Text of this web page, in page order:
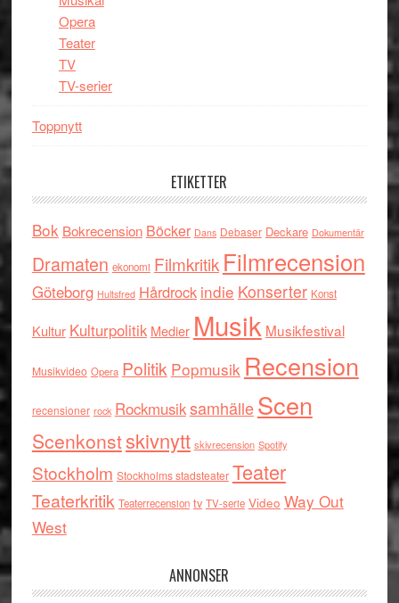
Opera
Teater
TV
TV-serier
Toppnytt
ETIKETTER
Bok Bokrecension Böcker Dans Debaser Deckare Dokumentär
Dramaten ekonomi Filmkritik Filmrecension
Göteborg Hultsfred Hårdrock indie Konserter Konst
Kultur Kulturpolitik Medier Musik Musikfestival
Musikvideo Opera Politik Popmusik Recension
recensioner rock RockmusiksamhälleScen
Scenkonstskivnytt skivrecension Spotify
Stockholm Stockholms stadsteater Teater
Teaterkritik Teaterrecension tv TV-serie Video Way Out
West
ANNONSER